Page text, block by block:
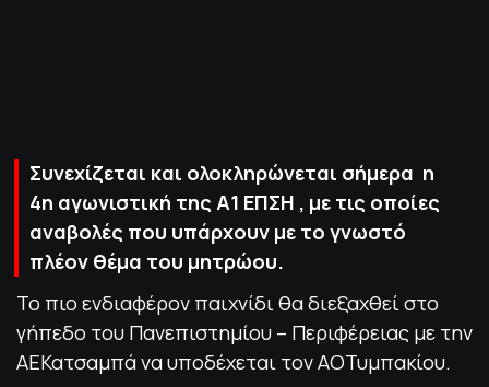
Συνεχίζεται και ολοκληρώνεται σήμερα η
4η αγωνιστική της Α1 ΕΠΣΗ , με τις οποίες
αναβολές που υπάρχουν με το γνωστό
πλέον θέμα του μητρώου.
Το πιο ενδιαφέρον παιχνίδι θα διεξαχθεί στο
γήπεδο του Πανεπιστημίου – Περιφέρειας με την
ΑΕΚατσαμπά να υποδέχεται τον ΑΟΤυμπακίου.